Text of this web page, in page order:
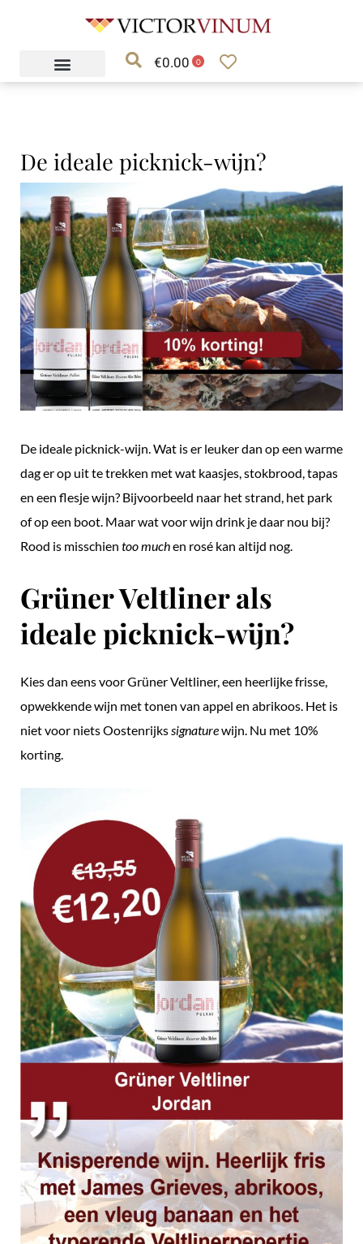
€0.00 0
De ideale picknick-wijn?
De ideale picknick-wijn. Wat is er leuker dan op een warme
dag er op uit te trekken met wat kaasjes, stokbrood, tapas
en een flesje wijn? Bijvoorbeeld naar het strand, het park
of op een boot. Maar wat voor wijn drink je daar nou bij?
Rood is misschien too muchen rosé kan altijd nog.
Grüner Veltliner als
ideale picknick-wijn?
Kies dan eens voor Grüner Veltliner, een heerlijke frisse,
opwekkende wijn met tonen van appel en abrikoos. Het is
niet voor niets Oostenrijkssignaturewijn. Nu met 10%
korting.